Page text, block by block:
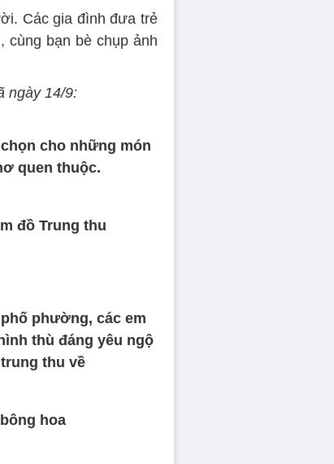
Các gia đình đưa trẻ
cùng bạn bè chụp ảnh
ngày 14/9:
cho những món
quen thuộc.
đồ Trung thu
phường, các em
thù đáng yêu ngộ
thu về
hoa